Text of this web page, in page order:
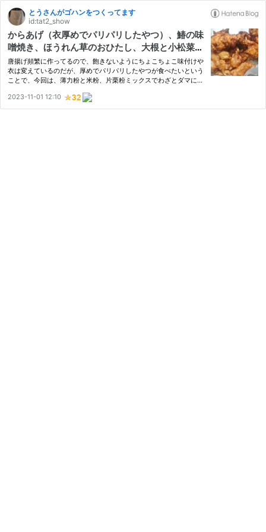
とうさんがゴハンをつくってます
id:tat2_show
からあげ（衣厚めでパリパリしたやつ）、鰆の味
噌焼き、ほうれん草のおひたし、大根と小松菜と
人参と豆腐の中華スープ
唐揚げ頻繁に作ってるので、飽きないようにちょこちょこ味付けや
衣は変えているのだが、厚めでパリパリしたやつが食べたいという
ことで、今回は、薄力粉と米粉、片栗粉ミックスでわざとダマにな
の唐揚げ」 という上から目線のコメントを頂きました。ちょっと…
2023-11-01 12:10